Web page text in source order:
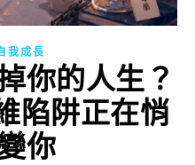
我成長
你的人生？
陷阱正在悄
你